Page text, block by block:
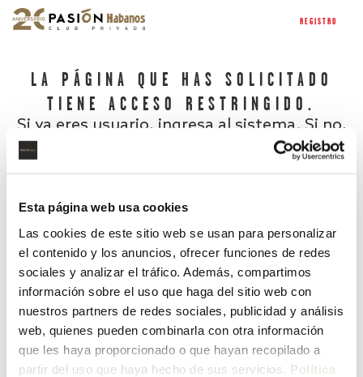
Esta página web usa cookies
Las cookies de este sitio web se usan para personalizar
el contenido y los anuncios, ofrecer funciones de redes
sociales y analizar el tráfico. Además, compartimos
información sobre el uso que haga del sitio web con
nuestros partners de redes sociales, publicidad y análisis
web, quienes pueden combinarla con otra información
que les haya proporcionado o que hayan recopilado a
partir del uso que haya hecho de sus servicios. Política
REGISTRO
LA PÁGINA QUE HAS SOLICITADO
TIENE ACCESO RESTRINGIDO.
Si ya eres usuario, ingresa al sistema. Si no,
¿Has olvidado tu contraseña?